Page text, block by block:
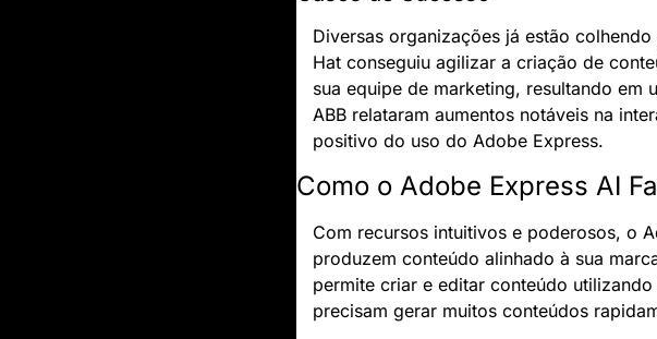
Diversas organizações já estão
Hat conseguiu agilizar a criação de
sua equipe de marketing, resultando em
ABB relataram aumentos notáveis na
positivo do uso do Adobe Express.
Como o Adobe Express AI
Com recursos intuitivos e poderosos, o
produzem conteúdo alinhado à sua
permite criar e editar conteúdo
precisam gerar muitos conteúdos